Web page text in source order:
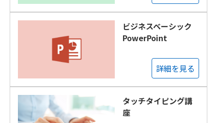
ビジネスベーシック
PowerPoint
詳細を見る
タッチタイピング講
座